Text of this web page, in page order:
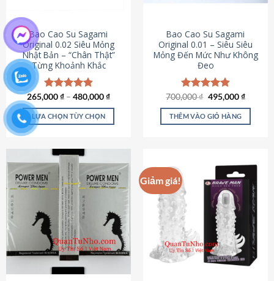
Bao Cao Su Sagami
Original 0.02 Siêu Mỏng
Nhật Bản – “Chân Thật”
Từng Khoảnh Khắc
Được xếp
hạng4.87
5 sao
265,000₫ – 480,000₫
LỰA CHỌN TÙY CHỌN
này
có
nhiều
biến
thể.
Các
tùy
chọn
có
Bao Cao Su Sagami
Original 0.01 – Siêu Siêu
Mỏng Đến Mức Như Không
Đeo
Được xếp
hạng4.83
5 sao
700,000₫ Giá
là:
700,000 ₫.
495,000₫Giá
tại
THÊM VÀO GIỎ HÀNG
Giảm giá!